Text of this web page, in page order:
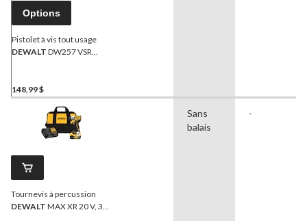
Options
Pistolet à vis tout usage
DEWALT DW257 VSR
148,99 $
Tournevis à percussion
DEWALT MAX XR 20 V, 3
Sans
balais
-